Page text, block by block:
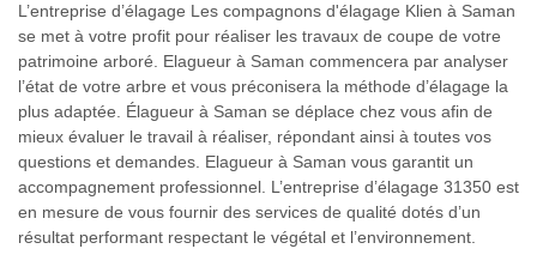
L’entreprise d’élagage Les compagnons d'élagage Klien à Saman
se met à votre profit pour réaliser les travaux de coupe de votre
patrimoine arboré. Elagueur à Saman commencera par analyser
l’état de votre arbre et vous préconisera la méthode d’élagage la
plus adaptée. Élagueur à Saman se déplace chez vous afin de
mieux évaluer le travail à réaliser, répondant ainsi à toutes vos
questions et demandes. Elagueur à Saman vous garantit un
accompagnement professionnel. L’entreprise d’élagage 31350 est
en mesure de vous fournir des services de qualité dotés d’un
résultat performant respectant le végétal et l’environnement.